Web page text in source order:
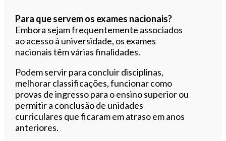
Para que servem os exames nacionais?
Embora sejam frequentemente associados
ao acesso à universidade, os exames
nacionais têm várias finalidades.
Podem servir para concluir disciplinas,
melhorar classificações, funcionar como
provas de ingresso para o ensino superior ou
permitir a conclusão de unidades
curriculares que ficaram em atraso em anos
anteriores.